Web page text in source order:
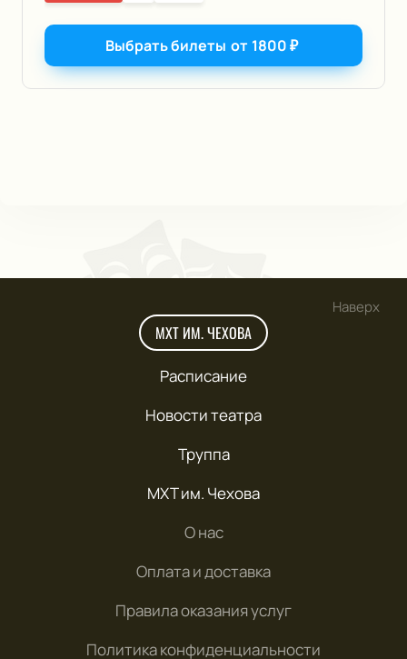
Выбрать билеты от 1800₽
Наверх
МХТ ИМ. ЧЕХОВА
Расписание
Новости театра
Труппа
МХТ им. Чехова
О нас
Оплата и доставка
Правила оказания услуг
Политика конфиденциальности